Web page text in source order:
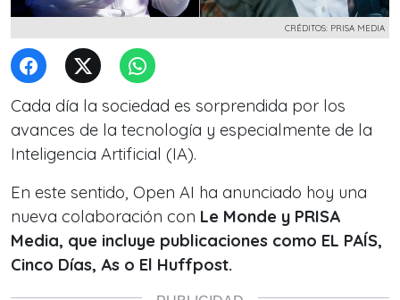
CRÉDITOS: PRISA MEDIA
Cada día la sociedad es sorprendida por los
avances de la tecnología y especialmente de la
Inteligencia Artificial (IA).
En este sentido, Open AI ha anunciado hoy una
nueva colaboración con Le Monde y PRISA
Media, que incluye publicaciones como EL PAÍS,
Cinco Días, As o El Huffpost.